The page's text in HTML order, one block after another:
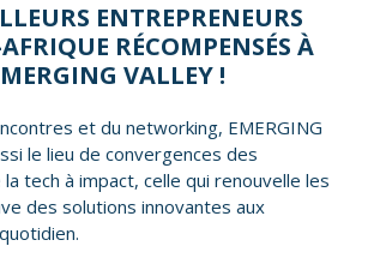
ENTREPRENEURS
RÉCOMPENSÉS À
VALLEY !
et du networking, EMERGING
le lieu de convergences des
tech à impact, celle qui renouvelle les
des solutions innovantes aux